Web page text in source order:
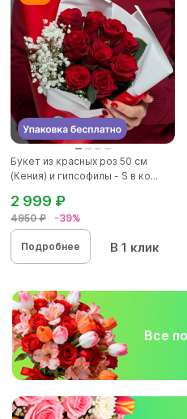
Букет из красных роз 50 см
(Кения) и гипсофилы - S в ко...
4950 ₽ -39%
2 999 ₽
Подробнее В 1 клик
Все